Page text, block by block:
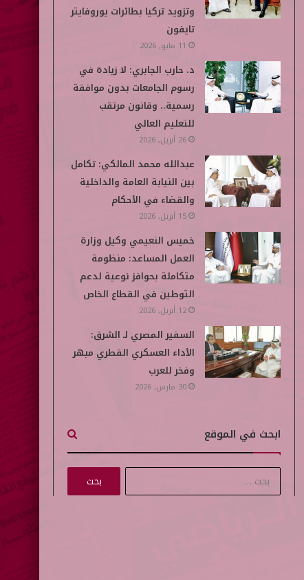
وتزويد تركيا بطائرات يوروفايتر
تايفون
11 مايو, 2026
د. حارب الجابري: لا زيادة في
رسوم الجامعات بدون موافقة
رسمية.. وقانون مرتقب
للتعليم العالي
26 أبريل, 2026
عبدالله محمد المالكي: تكامل
بين النيابة العامة والداخلية
والقضاء في الأحكام
15 أبريل, 2026
خميس النعيمي وكيل وزارة
العمل المساعد: منظومة
متكاملة بحوافز نوعية لدعم
التوطين في القطاع الخاص
12 أبريل, 2026
السفير المصري لـ الشرق:
الأداء العسكري القطري مبهر
وفخر للعرب
30 مارس, 2026
ابحث في الموقع